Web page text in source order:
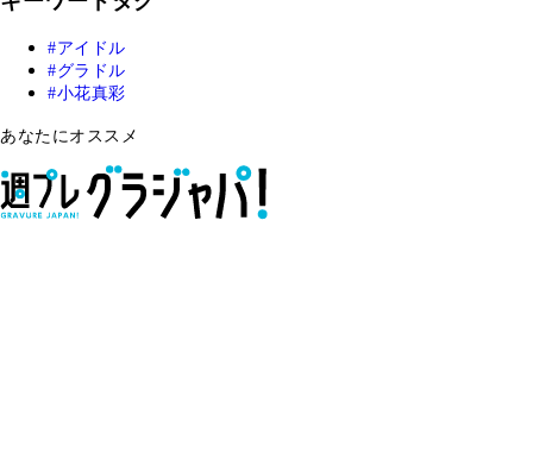
アイドル
グラドル
小花真彩
あなたにオススメ